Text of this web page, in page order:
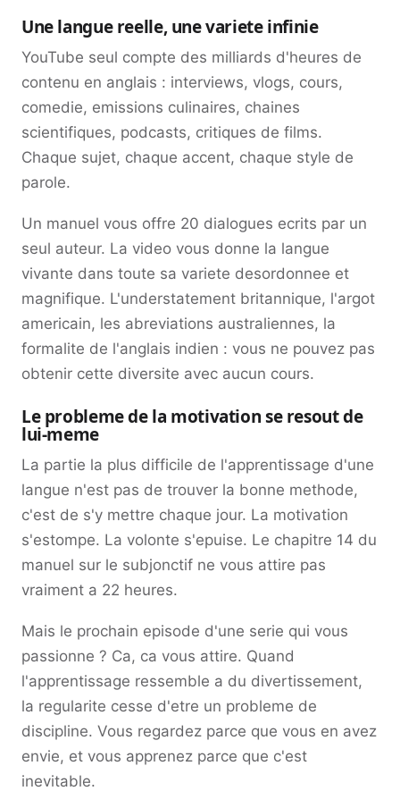
Une langue reelle, une variete infinie
YouTube seul compte des milliards d'heures de
contenu en anglais : interviews, vlogs, cours,
comedie, emissions culinaires, chaines
scientifiques, podcasts, critiques de films.
Chaque sujet, chaque accent, chaque style de
parole.
Un manuel vous offre 20 dialogues ecrits par un
seul auteur. La video vous donne la langue
vivante dans toute sa variete desordonnee et
magnifique. L'understatement britannique, l'argot
americain, les abreviations australiennes, la
formalite de l'anglais indien : vous ne pouvez pas
obtenir cette diversite avec aucun cours.
Le probleme de la motivation se resout de
lui-meme
La partie la plus difficile de l'apprentissage d'une
langue n'est pas de trouver la bonne methode,
c'est de s'y mettre chaque jour. La motivation
s'estompe. La volonte s'epuise. Le chapitre 14 du
manuel sur le subjonctif ne vous attire pas
vraiment a 22 heures.
Mais le prochain episode d'une serie qui vous
passionne ? Ca, ca vous attire. Quand
l'apprentissage ressemble a du divertissement,
la regularite cesse d'etre un probleme de
discipline. Vous regardez parce que vous en avez
envie, et vous apprenez parce que c'est
inevitable.